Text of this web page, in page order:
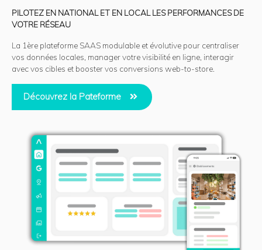
PILOTEZ EN NATIONAL ET EN LOCAL LES PERFORMANCES DE
VOTRE RÉSEAU
La 1ère plateforme SAAS modulable et évolutive pour centraliser
vos données locales, manager votre visibilité en ligne, interagir
avec vos cibles et booster vos conversions web-to-store.
Découvrez la Pateforme